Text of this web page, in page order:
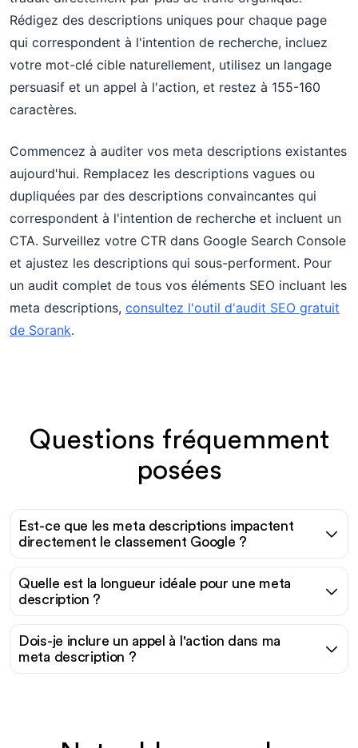
Rédigez des descriptions uniques pour chaque page
qui correspondent à l'intention de recherche, incluez
votre mot-clé cible naturellement, utilisez un langage
persuasif et un appel à l'action, et restez à 155-160
caractères.
Commencez à auditer vos meta descriptions existantes
aujourd'hui. Remplacez les descriptions vagues ou
dupliquées par des descriptions convaincantes qui
correspondent à l'intention de recherche et incluent un
CTA. Surveillez votre CTR dans Google Search Console
et ajustez les descriptions qui sous-performent. Pour
un audit complet de tous vos éléments SEO incluant les
meta descriptions, consultez l'outil d'audit SEO gratuit
de Sorank.
Questions fréquemment
posées
Est-ce que les meta descriptions impactent
directement le classement Google ?
Quelle est la longueur idéale pour une meta
description ?
Dois-je inclure un appel à l'action dans ma
meta description ?